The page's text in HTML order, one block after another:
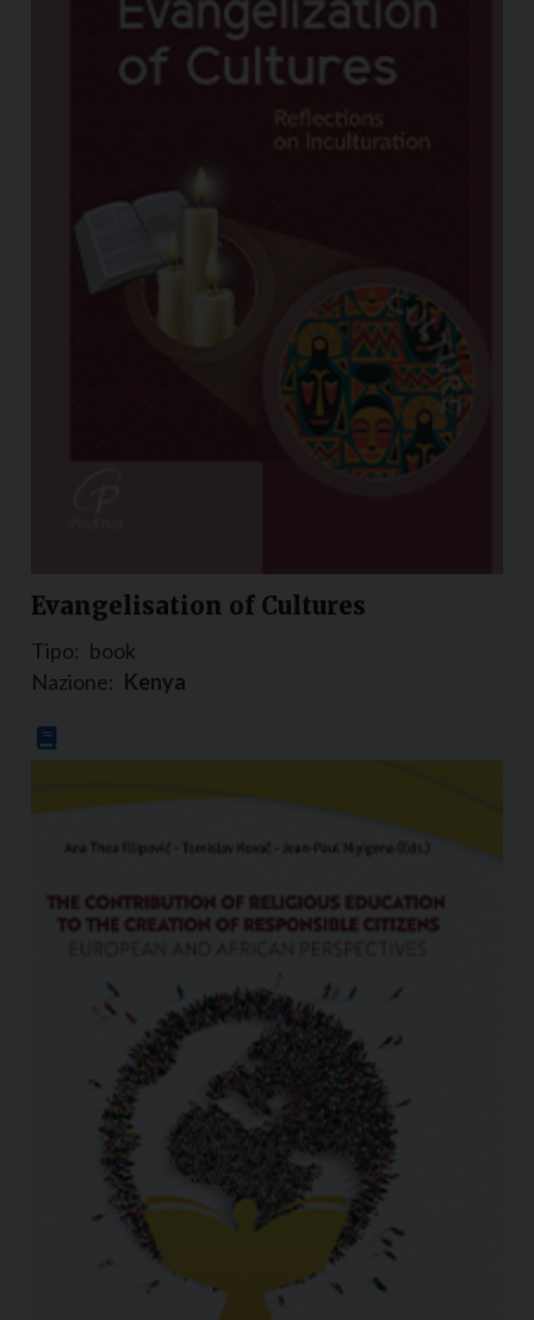
Evangelisation of Cultures
Tipo: book
Nazione: Kenya